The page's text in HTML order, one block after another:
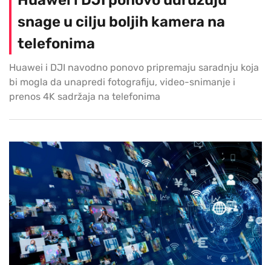
snage u cilju boljih kamera na
telefonima
Huawei i DJI navodno ponovo pripremaju saradnju koja
bi mogla da unapredi fotografiju, video-snimanje i
prenos 4K sadržaja na telefonima